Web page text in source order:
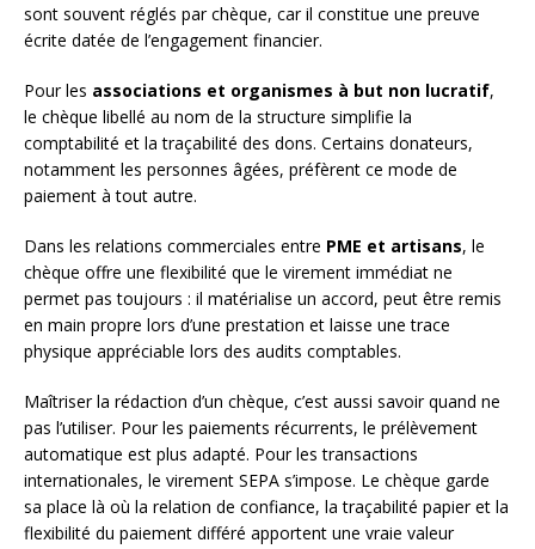
sont souvent réglés par chèque, car il constitue une preuve
écrite datée de l’engagement financier.
Pour les associations et organismes à but non lucratif,
le chèque libellé au nom de la structure simplifie la
comptabilité et la traçabilité des dons. Certains donateurs,
notamment les personnes âgées, préfèrent ce mode de
paiement à tout autre.
Dans les relations commerciales entre PME et artisans, le
chèque offre une flexibilité que le virement immédiat ne
permet pas toujours : il matérialise un accord, peut être remis
en main propre lors d’une prestation et laisse une trace
physique appréciable lors des audits comptables.
Maîtriser la rédaction d’un chèque, c’est aussi savoir quand ne
pas l’utiliser. Pour les paiements récurrents, le prélèvement
automatique est plus adapté. Pour les transactions
internationales, le virement SEPA s’impose. Le chèque garde
sa place là où la relation de confiance, la traçabilité papier et la
flexibilité du paiement différé apportent une vraie valeur